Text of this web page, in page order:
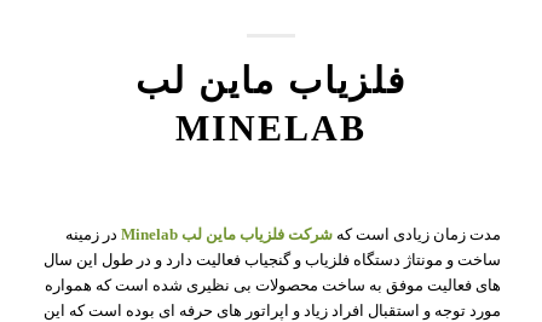
فلزیاب ماین لب
MINELAB
مدت زمان زیادی است که شرکت فلزیاب ماین لب Minelab
در زمینه
ساخت و مونتاژ دستگاه فلزیاب و گنجیاب فعالیت دارد و در طول این سال
های فعالیت موفق به ساخت محصولات بی نظیری شده است که همواره
مورد توجه و استقبال افراد زیاد و اپراتور های حرفه ای بوده است که این